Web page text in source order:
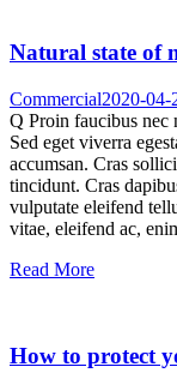
Natural state of
Commercial2020-04-
Q Proin faucibus nec
Sed eget viverra
accumsan. Cras
tincidunt. Cras
vulputate eleifend
vitae, eleifend ac,
Read More
How to protect